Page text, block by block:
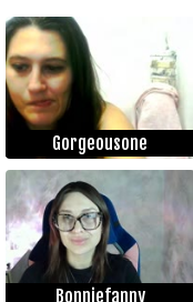
Gorgeousone
Bonniefanny